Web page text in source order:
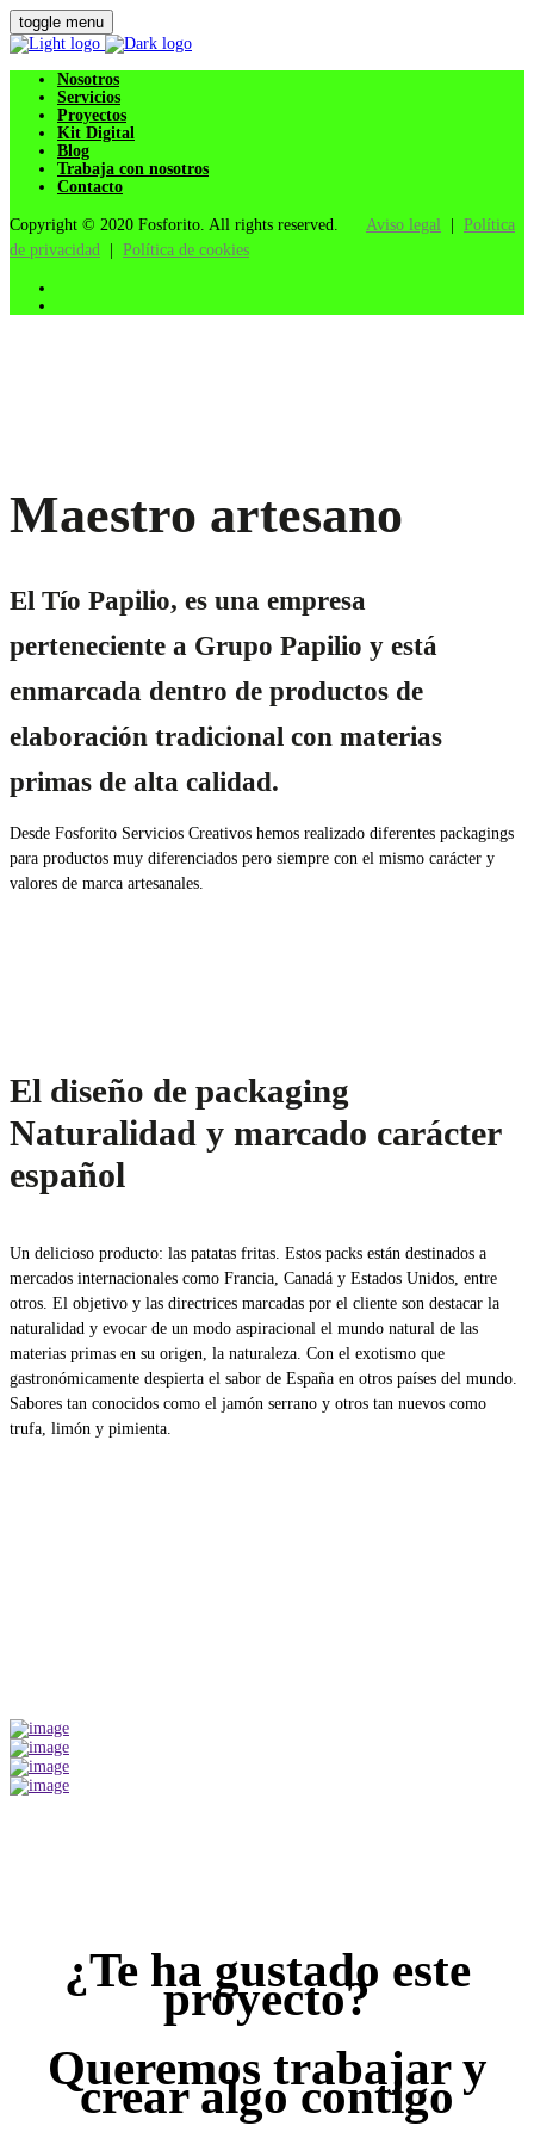
toggle menu
Nosotros
Servicios
Proyectos
Kit Digital
Blog
Trabaja con nosotros
Contacto
Copyright © 2020 Fosforito. All rights reserved. Aviso legal
Política
de privacidad
Política de cookies
Maestro artesano
El Tío Papilio, es una empresa
perteneciente a Grupo Papilio y está
enmarcada dentro de productos de
elaboración tradicional con materias
primas de alta calidad.
Desde Fosforito Servicios Creativos hemos realizado diferentes packagings
para productos muy diferenciados pero siempre con el mismo carácter y
valores de marca artesanales.
El diseño de packaging
Naturalidad y marcado carácter
español
Un delicioso producto: las patatas fritas. Estos packs están destinados a
mercados internacionales como Francia, Canadá y Estados Unidos, entre
otros. El objetivo y las directrices marcadas por el cliente son destacar la
naturalidad y evocar de un modo aspiracional el mundo natural de las
materias primas en su origen, la naturaleza. Con el exotismo que
gastronómicamente despierta el sabor de España en otros países del mundo.
Sabores tan conocidos como el jamón serrano y otros tan nuevos como
trufa, limón y pimienta.
¿Te ha gustado este
proyecto?
Queremos trabajar y
crear algo contigo